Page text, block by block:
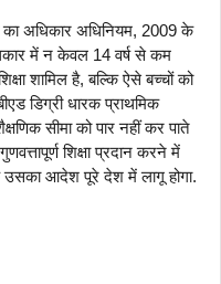
का अधिकार अधिनियम, 2009 के
में न केवल 14 वर्ष से कम
शामिल है, बल्कि ऐसे बच्चों को
डिग्री धारक प्राथमिक
सीमा को पार नहीं कर पाते
शिक्षा प्रदान करने में
उसका आदेश पूरे देश में लागू होगा.